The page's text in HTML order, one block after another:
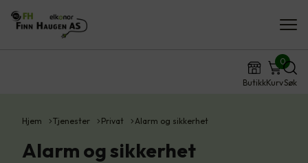
ButikkKurv
0
Søk
Hjem Tjenester Privat Alarm og sikkerhet
Alarm og sikkerhet